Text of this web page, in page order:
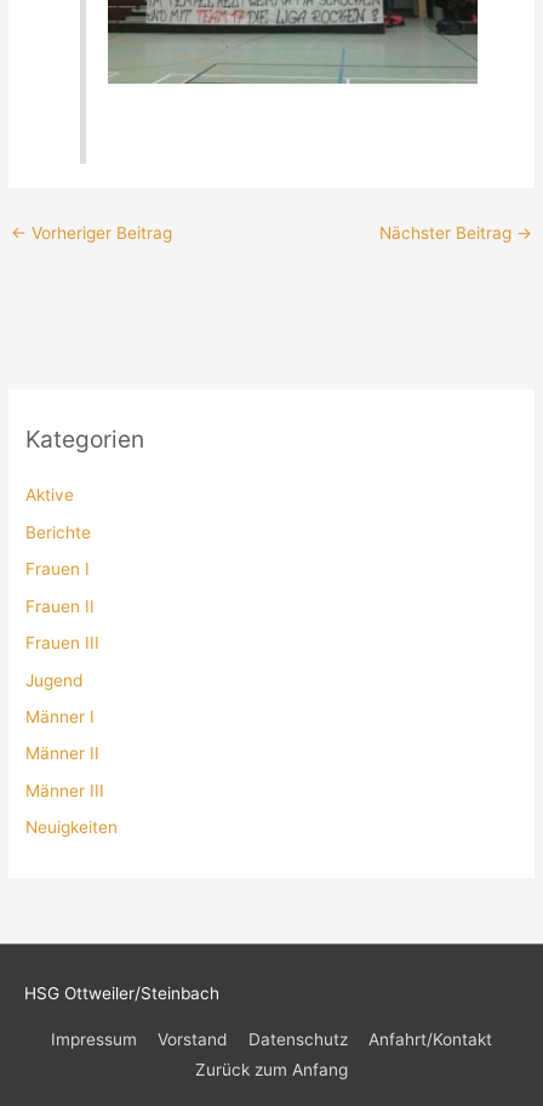
Kategorien
Aktive
Berichte
Frauen I
Frauen II
Frauen III
Jugend
Männer I
Männer II
Männer III
Neuigkeiten
← Vorheriger Beitrag Nächster Beitrag →
HSG Ottweiler/Steinbach
Impressum Vorstand Datenschutz
Anfahrt/Kontakt
Zurück zum Anfang